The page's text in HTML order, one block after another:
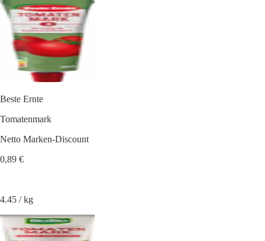
Beste Ernte
Tomatenmark
Netto Marken-Discount
0,89 €
4.45 / kg